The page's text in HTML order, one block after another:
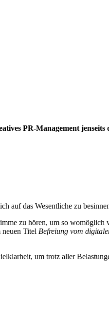
PR-Management jenseits
auf das Wesentliche zu
zu hören, um so
Titel Befreiung vom
um trotz aller